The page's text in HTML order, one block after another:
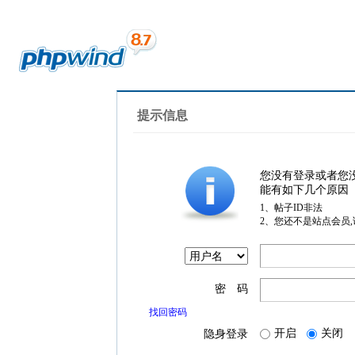
提示信息
您没有登录或者您
能有如下几个原因
1、帖子ID非法
2、您还不是站点会员
密 码
找回密码
隐身登录 开启 关闭